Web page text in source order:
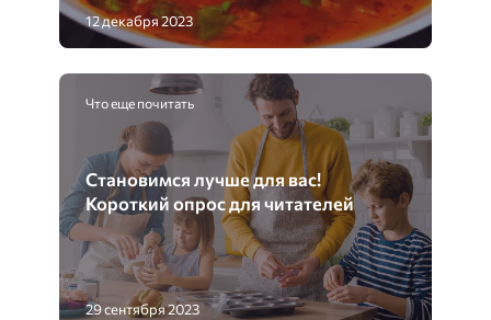
12 декабря 2023
Что еще почитать
Становимся лучше для вас!
Короткий опрос для читателей
29 сентября 2023